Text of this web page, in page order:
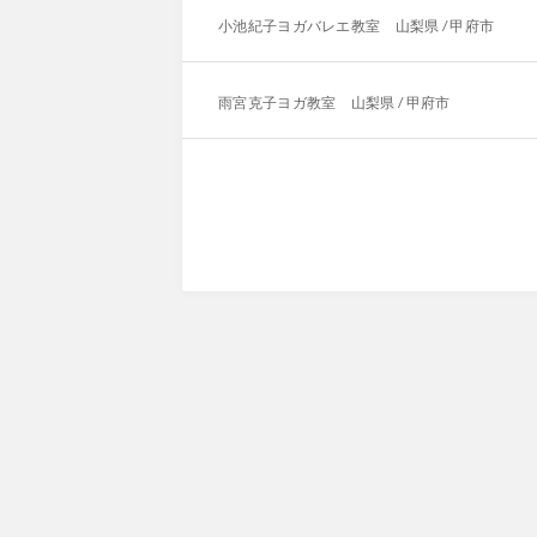
小池紀子ヨガバレエ教室 山梨県 / 甲府市
雨宮克子ヨガ教室 山梨県 / 甲府市